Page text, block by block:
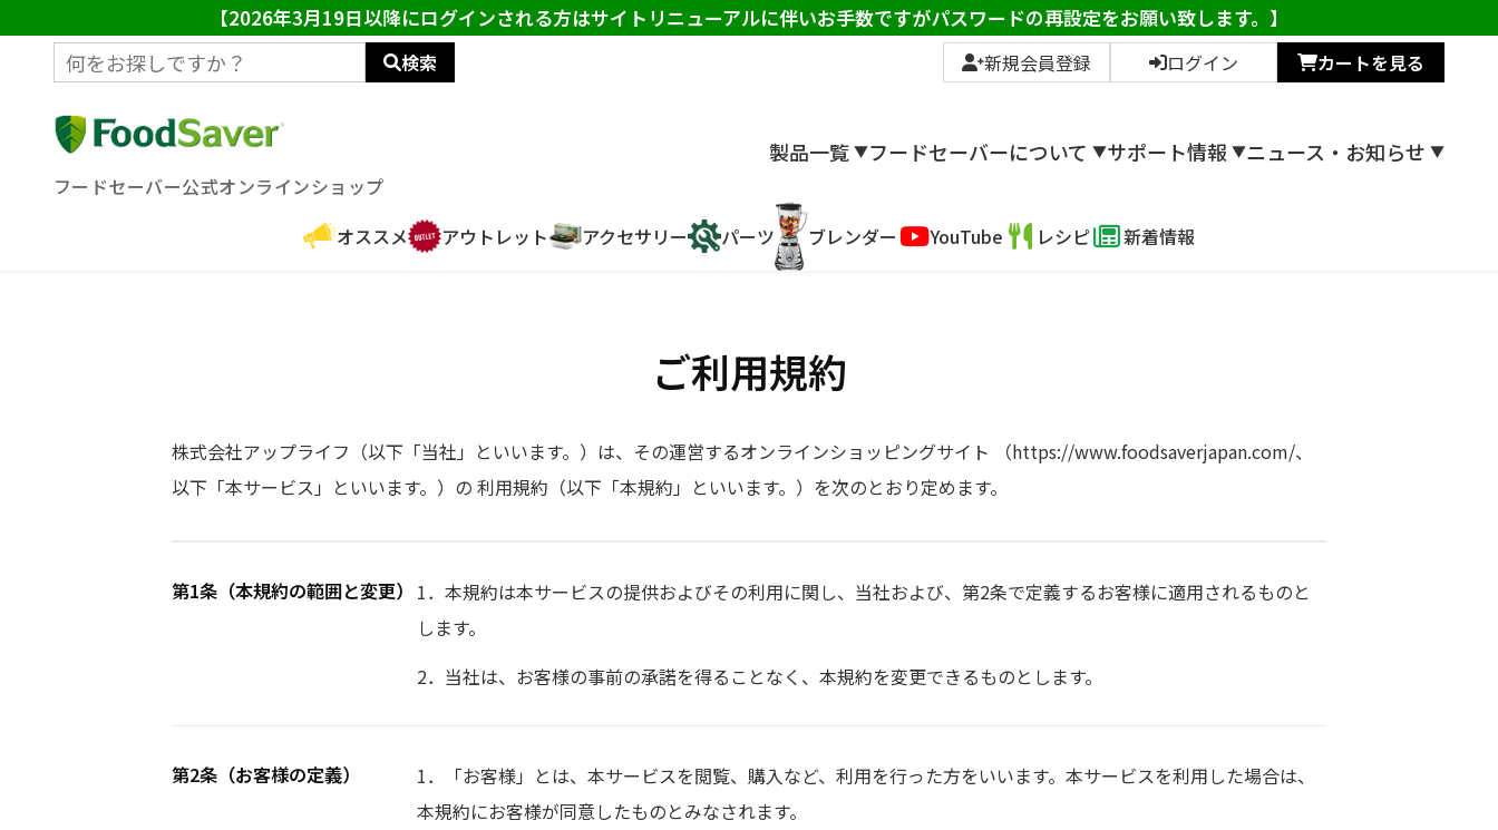
【2026年3月19日以降にログインされる方はサイトリニューアルに伴いお手数ですがパスワードの再設定をお願い致します。】
検索 新規会員登録 ログイン カートを見る
フードセーバー公式オンラインショップ
製品一覧 ▼フードセーバーについて ▼サポート情報 ▼ニュース・お知らせ ▼
オススメ アウトレット アクセサリー パーツ ブレンダー YouTube レシピ 新着情報
ご利用規約
株式会社アップライフ（以下「当社」といいます。）は、その運営するオンラインショッピングサイト （https://www.foodsaverjapan.com/、
以下「本サービス」といいます。）の 利用規約（以下「本規約」といいます。）を次のとおり定めます。
第1条（本規約の範囲と変更） 1．本規約は本サービスの提供およびその利用に関し、当社および、第2条で定義するお客様に適用されるものと
します。
2．当社は、お客様の事前の承諾を得ることなく、本規約を変更できるものとします。
第2条（お客様の定義）
1．「お客様」とは、本サービスを閲覧、購入など、利用を行った方をいいます。本サービスを利用した場合は、
本規約にお客様が同意したものとみなされます。